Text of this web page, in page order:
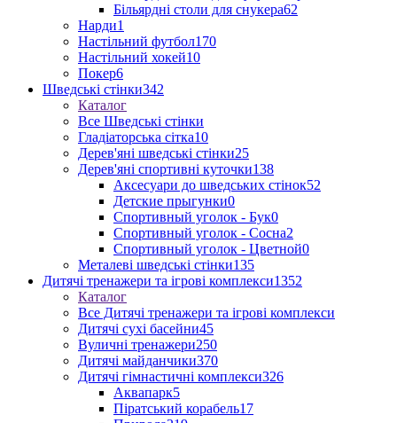
Більярдні столи для снукера62
Нарди1
Настільний футбол170
Настільний хокей10
Покер6
Шведські стінки342
Каталог
Все Шведські стінки
Гладіаторська сітка10
Дерев'яні шведські стінки25
Дерев'яні спортивні куточки138
Аксесуари до шведських стінок52
Детские прыгунки0
Спортивный уголок - Бук0
Спортивный уголок - Сосна2
Спортивный уголок - Цветной0
Металеві шведські стінки135
Дитячі тренажери та ігрові комплекси1352
Каталог
Все Дитячі тренажери та ігрові комплекси
Дитячі сухі басейни45
Вуличні тренажери250
Дитячі майданчики370
Дитячі гімнастичні комплекси326
Аквапарк5
Піратський корабель17